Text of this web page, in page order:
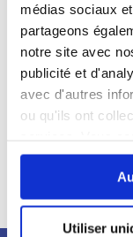
médias sociaux
partageons
notre site avec
publicité et
avec d'autres
ou qu'ils ont
continuez à
Utiliser
Expérience :
de